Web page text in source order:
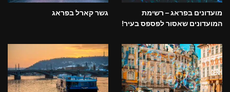
מועדונים בפראג – רשימת
המועדונים שאסור לפספס בעיר!
גשר קארל בפראג